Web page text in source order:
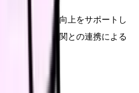
医師の専門性向上をサポートし
、地域医療機関との連携による
法です。